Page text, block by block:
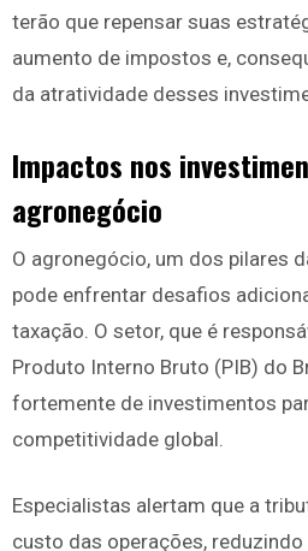
terão que repensar suas
aumento de impostos e,
da atratividade desses
Impactos nos
agronegócio
O agronegócio, um dos pilares
pode enfrentar desafios
taxação. O setor, que é
Produto Interno Bruto (PIB) do
fortemente de investimentos
competitividade global.
Especialistas alertam que a
custo das operações,